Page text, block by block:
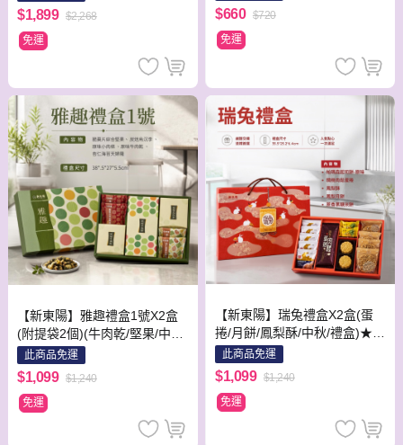
$1,899 $2,268
免運
$660 $720
免運
【新東陽】雅趣禮盒1號X2盒
(附提袋2個)(牛肉乾/堅果/中秋/
禮盒)★中秋禮盒★預購-出貨
區間09/01-09/24★
此商品免運
$1,099 $1,240
免運
【新東陽】瑞兔禮盒X2盒(蛋
捲/月餅/鳳梨酥/中秋/禮盒)★中
秋禮盒★預購-出貨區間09/01-
09/24★
此商品免運
$1,099 $1,240
免運